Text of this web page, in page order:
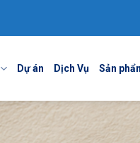
Dự án Dịch Vụ Sản